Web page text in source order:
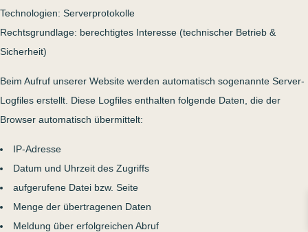
Technologien: Serverprotokolle
Rechtsgrundlage: berechtigtes Interesse (technischer Betrieb &
Sicherheit)
Beim Aufruf unserer Website werden automatisch sogenannte Server-
Logfiles erstellt. Diese Logfiles enthalten folgende Daten, die der
Browser automatisch übermittelt:
IP-Adresse
Datum und Uhrzeit des Zugriffs
aufgerufene Datei bzw. Seite
Menge der übertragenen Daten
Meldung über erfolgreichen Abruf